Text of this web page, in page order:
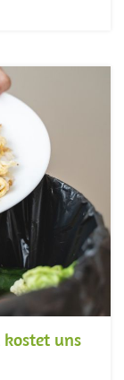
kostet uns